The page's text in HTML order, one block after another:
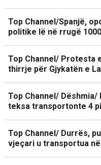
Top Channel/Spanjë,
politike lë në rrugë
Top Channel/ Protesta
thirrje për Gjykatën e
Top Channel/ Dëshmia/
teksa transportonte 4
Top Channel/ Durrës,
vjeçari u transportua